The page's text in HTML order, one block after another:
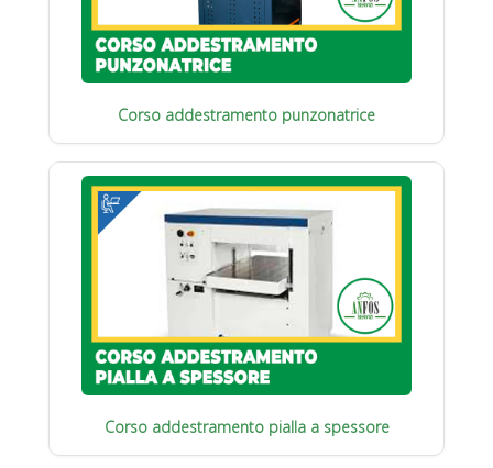
Corso addestramento punzonatrice
Corso addestramento pialla a spessore